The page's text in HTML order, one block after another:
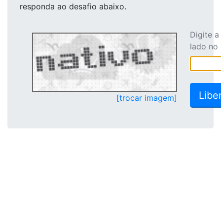
responda ao desafio abaixo.
[trocar imagem]
Digite
lado no